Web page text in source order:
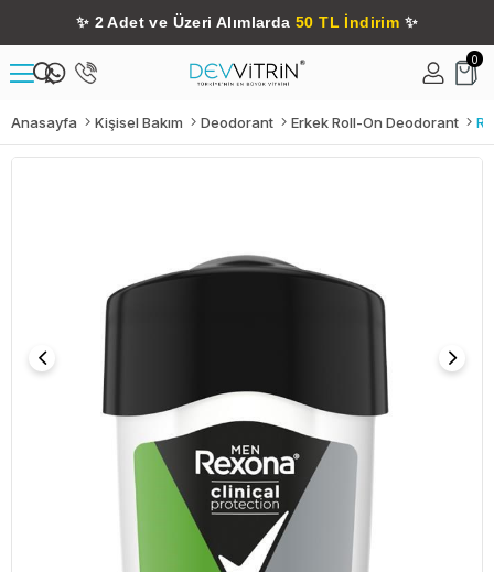
✨ 2 Adet ve Üzeri Alımlarda 50 TL İndirim ✨
0
Anasayfa Kişisel Bakım Deodorant Erkek Roll-On Deodorant